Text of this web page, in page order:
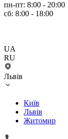
пн-пт: 8:00 - 20:00
сб: 8:00 - 18:00
UA
RU
Львів
Київ
Львів
Житомир